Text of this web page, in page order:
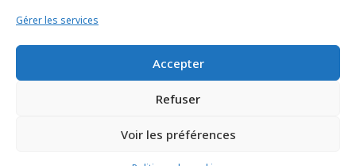
Gérer les services
Accepter
Refuser
Voir les préférences